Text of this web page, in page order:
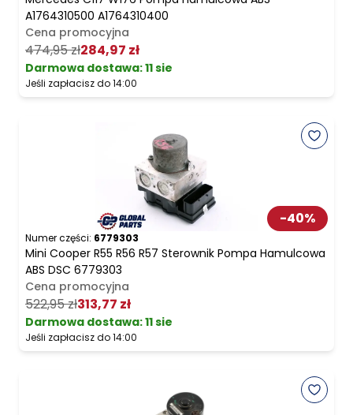
A1764310500 A1764310400
Cena promocyjna
474,95 zł284,97 zł
Darmowa dostawa:11 sie
Jeśli zapłacisz do 14:00
-40%
Numer części: 6779303
Mini Cooper R55 R56 R57 Sterownik Pompa Hamulcowa
ABS DSC 6779303
Cena promocyjna
522,95 zł313,77 zł
Darmowa dostawa:11 sie
Jeśli zapłacisz do 14:00